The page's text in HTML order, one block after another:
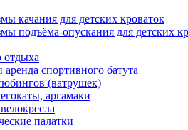
качания для детских кроваток
подъёма-опускания для детских
отдыха
аренда спортивного батута
(ватрушек)
аргамаки
палатки